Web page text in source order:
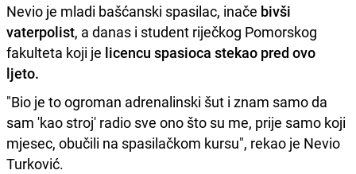
Nevio je mladi bašćanski spasilac, inače bivši
vaterpolist, a danas i student riječkog Pomorskog
fakulteta koji je licencu spasioca stekao pred ovo
ljeto.
"Bio je to ogroman adrenalinski šut i znam samo da
sam 'kao stroj' radio sve ono što su me, prije samo koji
mjesec, obučili na spasilačkom kursu", rekao je Nevio
Turković.